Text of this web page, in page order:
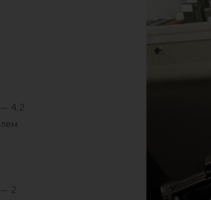
4,2
2